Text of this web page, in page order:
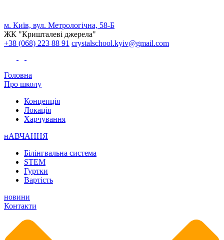
м. Київ, вул. Метрологічна, 58-Б
ЖК "Кришталеві джерела"
+38 (068) 223 88 91 crystalschool.kyiv@gmail.com
Головна
Про школу
Концепція
Локація
Харчування
нАВЧАННЯ
Білінгвальна система
STEM
Гуртки
Вартість
новини
Контакти